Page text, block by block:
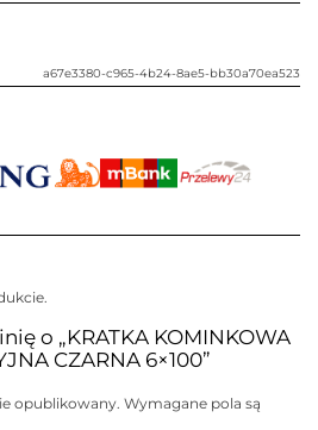
a67e3380-c965-4b24-8ae5-bb30a70ea523
o „KRATKA KOMINKOWA
CZARNA 6×100”
opublikowany. Wymagane pola są